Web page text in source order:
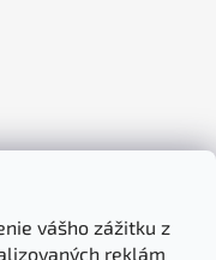
vášho zážitku z
reklám